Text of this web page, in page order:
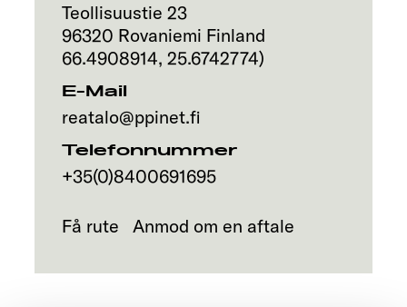
Teollisuustie 23
96320 Rovaniemi Finland
66.4908914, 25.6742774)
E-Mail
reatalo@ppinet.fi
Telefonnummer
+35(0)8400691695
Få rute Anmod om en aftale